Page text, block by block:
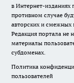
в Интернет-изданиях
противном случае
авторских и смежных
Редакция портала не
материалы
субдоменах.
Политика
пользователей